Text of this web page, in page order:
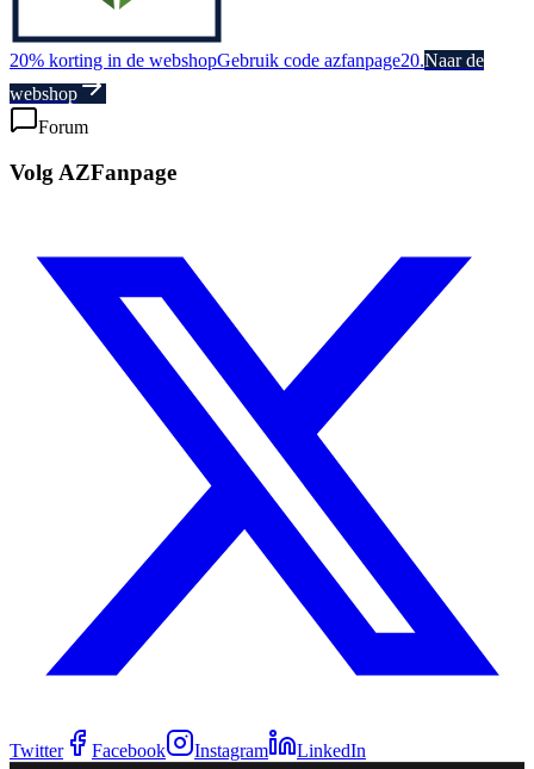
20% korting in de webshopGebruik code azfanpage20.Naar de
webshop
Forum
Volg AZFanpage
Twitter Facebook Instagram LinkedIn